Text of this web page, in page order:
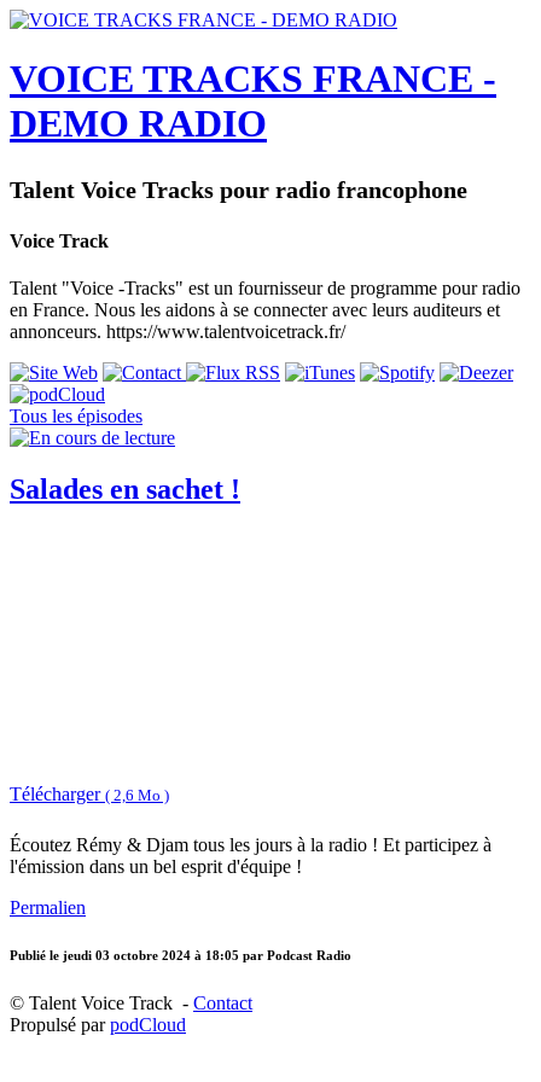
VOICE TRACKS FRANCE -
DEMO RADIO
Talent Voice Tracks pour radio francophone
Voice Track
Talent "Voice -Tracks" est un fournisseur de programme pour radio
en France. Nous les aidons à se connecter avec leurs auditeurs et
annonceurs. https://www.talentvoicetrack.fr/
Tous les épisodes
Salades en sachet !
Télécharger ( 2,6 Mo )
Écoutez Rémy & Djam tous les jours à la radio ! Et participez à
l'émission dans un bel esprit d'équipe !
Permalien
Publié le jeudi 03 octobre 2024 à 18:05 par Podcast Radio
© Talent Voice Track - Contact
Propulsé parpodCloud